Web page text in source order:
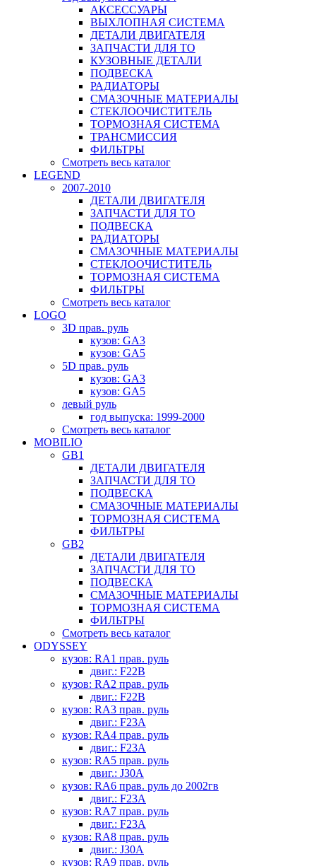
АКСЕССУАРЫ
ВЫХЛОПНАЯ СИСТЕМА
ДЕТАЛИ ДВИГАТЕЛЯ
ЗАПЧАСТИ ДЛЯ ТО
КУЗОВНЫЕ ДЕТАЛИ
ПОДВЕСКА
РАДИАТОРЫ
СМАЗОЧНЫЕ МАТЕРИАЛЫ
СТЕКЛООЧИСТИТЕЛЬ
ТОРМОЗНАЯ СИСТЕМА
ТРАНСМИССИЯ
ФИЛЬТРЫ
Смотреть весь каталог
LEGEND
2007-2010
ДЕТАЛИ ДВИГАТЕЛЯ
ЗАПЧАСТИ ДЛЯ ТО
ПОДВЕСКА
РАДИАТОРЫ
СМАЗОЧНЫЕ МАТЕРИАЛЫ
СТЕКЛООЧИСТИТЕЛЬ
ТОРМОЗНАЯ СИСТЕМА
ФИЛЬТРЫ
Смотреть весь каталог
LOGO
3D прав. руль
кузов: GA3
кузов: GA5
5D прав. руль
кузов: GA3
кузов: GA5
левый руль
год выпуска: 1999-2000
Смотреть весь каталог
MOBILIO
GB1
ДЕТАЛИ ДВИГАТЕЛЯ
ЗАПЧАСТИ ДЛЯ ТО
ПОДВЕСКА
СМАЗОЧНЫЕ МАТЕРИАЛЫ
ТОРМОЗНАЯ СИСТЕМА
ФИЛЬТРЫ
GB2
ДЕТАЛИ ДВИГАТЕЛЯ
ЗАПЧАСТИ ДЛЯ ТО
ПОДВЕСКА
СМАЗОЧНЫЕ МАТЕРИАЛЫ
ТОРМОЗНАЯ СИСТЕМА
ФИЛЬТРЫ
Смотреть весь каталог
ODYSSEY
кузов: RA1 прав. руль
двиг.: F22B
кузов: RA2 прав. руль
двиг.: F22B
кузов: RA3 прав. руль
двиг.: F23A
кузов: RA4 прав. руль
двиг.: F23A
кузов: RA5 прав. руль
двиг.: J30A
кузов: RA6 прав. руль до 2002гв
двиг.: F23A
кузов: RA7 прав. руль
двиг.: F23A
кузов: RA8 прав. руль
двиг.: J30A
кузов: RA9 прав. руль